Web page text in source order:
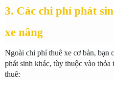
3. Các chi phí phát
xe nâng
Ngoài chi phí thuê xe cơ bản, bạn
phát sinh khác, tùy thuộc vào
thuê: